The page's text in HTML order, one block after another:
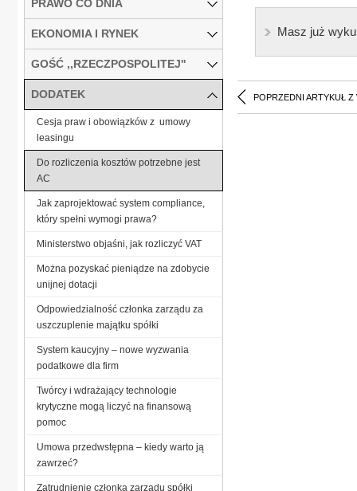
Masz już
POPRZEDNI ARTYKUŁ Z
PRAWO CO DNIA
EKONOMIA I RYNEK
GOŚĆ ,,RZECZPOSPOLITEJ''
DODATEK
Cesja praw i obowiązków z umowy
leasingu
Do rozliczenia kosztów potrzebne jest
AC
Jak zaprojektować system compliance,
który spełni wymogi prawa?
Ministerstwo objaśni, jak rozliczyć VAT
Można pozyskać pieniądze na zdobycie
unijnej dotacji
Odpowiedzialność członka zarządu za
uszczuplenie majątku spółki
System kaucyjny – nowe wyzwania
podatkowe dla firm
Twórcy i wdrażający technologie
krytyczne mogą liczyć na finansową
pomoc
Umowa przedwstępna – kiedy warto ją
zawrzeć?
Zatrudnienie członka zarządu spółki